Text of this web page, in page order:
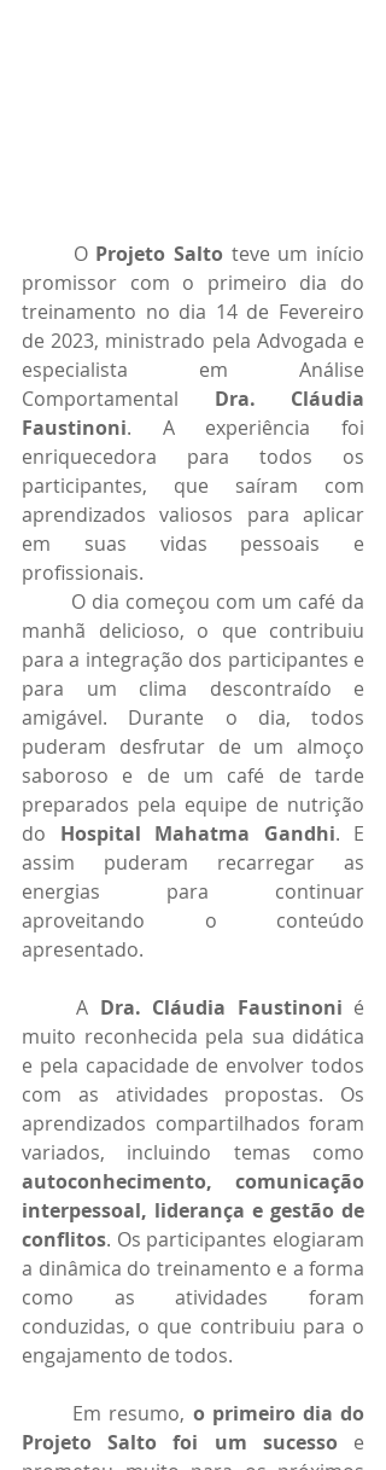
	O
Projeto Salto teve um início
promissor com o primeiro dia do
treinamento no dia 14 de Fevereiro
de 2023, ministrado pela Advogada e
especialista em Análise
Comportamental Dra. Cláudia
Faustinoni. A experiência foi
enriquecedora para todos os
participantes, que saíram com
aprendizados valiosos para aplicar
em suas vidas pessoais e
profissionais.
manhã delicioso, o que contribuiu
para a integração dos participantes e
para um clima descontraído e
amigável. Durante o dia, todos
puderam desfrutar de um almoço
saboroso e de um café de tarde
preparados pela equipe de nutrição
do Hospital Mahatma Gandhi. E
assim puderam recarregar as
energias para continuar
aproveitando o conteúdo
apresentado.
	A
Dra. Cláudia Faustinoni é
muito reconhecida pela sua didática
e pela capacidade de envolver todos
com as atividades propostas. Os
aprendizados compartilhados foram
autoconhecimento, comunicação
interpessoal, liderança e gestão de
conflitos. Os participantes elogiaram
a dinâmica do treinamento e a forma
como as atividades foram
conduzidas, o que contribuiu para o
engajamento de todos.
	Em resumo,
o primeiro dia do
Projeto Salto foi um sucesso e